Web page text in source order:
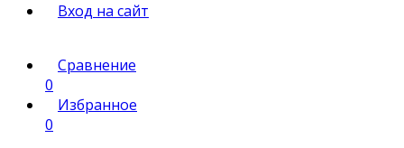
Вход на сайт
Сравнение
0
Избранное
0